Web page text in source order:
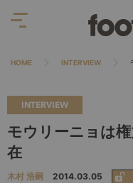
HOME INTERVIEW
INTERVIEW
モウリーニョは
在
木村 浩嗣 2014.03.05